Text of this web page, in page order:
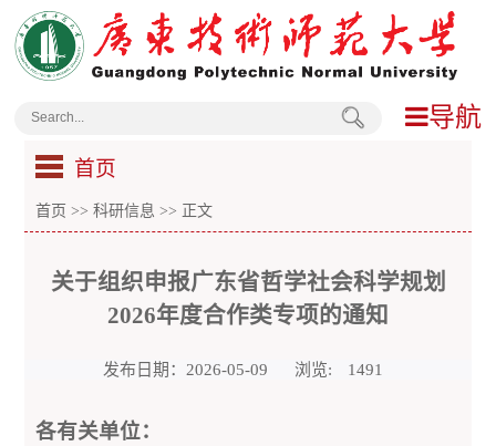
导航
首页
首页 >>科研信息 >> 正文
关于组织申报广东省哲学社会科学规划
2026年度合作类专项的通知
发布日期：2026-05-09 浏览: 1491
各有关单位：